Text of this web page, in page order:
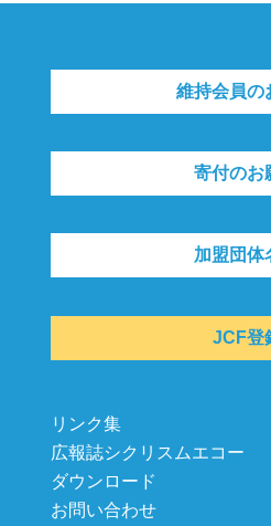
維持会員の
寄付のお
加盟団体
JCF登
リンク集
広報誌シクリスムエコー
ダウンロード
お問い合わせ